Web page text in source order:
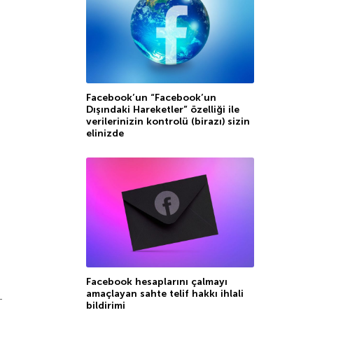
Facebook’un “Facebook’un
Dışındaki Hareketler” özelliği ile
verilerinizin kontrolü (birazı) sizin
elinizde
Facebook hesaplarını çalmayı
amaçlayan sahte telif hakkı ihlali
bildirimi